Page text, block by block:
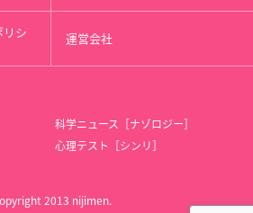
シ 運営会社
科学ニュース［ナゾロジー］
心理テスト［シンリ］
2013 nijimen.